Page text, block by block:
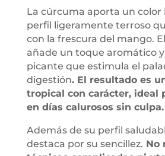
La cúrcuma aporta un color
perfil ligeramente terroso
con la frescura del mango.
añade un toque aromático
picante que estimula el
digestión. El resultado es
tropical con carácter, ideal
en días calurosos sin culpa.
Además de su perfil
destaca por su sencillez. No